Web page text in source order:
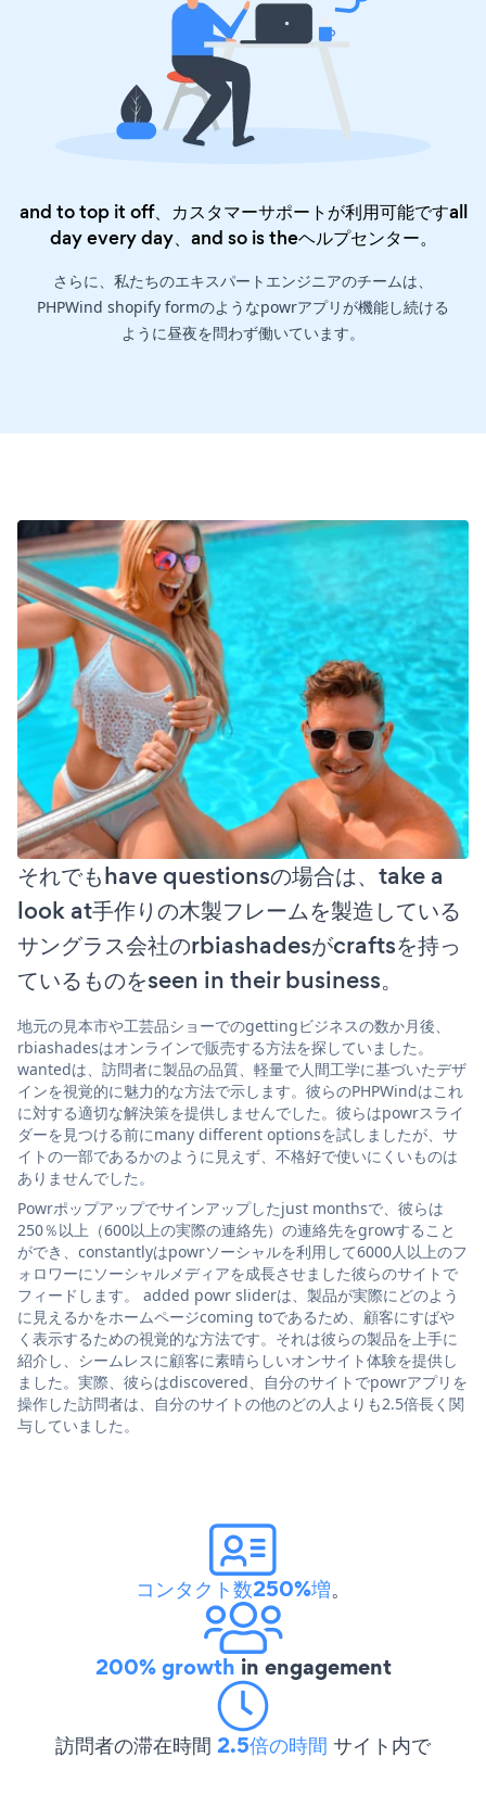
and to top it off、カスタマーサポートが利用可能ですall
day every day、and so is theヘルプセンター。
さらに、私たちのエキスパートエンジニアのチームは、
PHPWind shopify formのようなpowrアプリが機能し続ける
ように昼夜を問わず働いています。
それでもhave questionsの場合は、take a
look at手作りの木製フレームを製造している
サングラス会社のrbiashadesがcraftsを持っ
ているものをseen in their business。
地元の見本市や工芸品ショーでのgettingビジネスの数か月後、
rbiashadesはオンラインで販売する方法を探していました。
wantedは、訪問者に製品の品質、軽量で人間工学に基づいたデザ
インを視覚的に魅力的な方法で示します。彼らのPHPWindはこれ
に対する適切な解決策を提供しませんでした。彼らはpowrスライ
ダーを見つける前にmany different optionsを試しましたが、サ
イトの一部であるかのように見えず、不格好で使いにくいものは
ありませんでした。
Powrポップアップでサインアップしたjust monthsで、彼らは
250％以上（600以上の実際の連絡先）の連絡先をgrowすること
ができ、constantlyはpowrソーシャルを利用して6000人以上のフ
ォロワーにソーシャルメディアを成長させました彼らのサイトで
フィードします。 added powr sliderは、製品が実際にどのよう
に見えるかをホームページcoming toであるため、顧客にすばや
く表示するための視覚的な方法です。それは彼らの製品を上手に
紹介し、シームレスに顧客に素晴らしいオンサイト体験を提供し
ました。実際、彼らはdiscovered、自分のサイトでpowrアプリを
操作した訪問者は、自分のサイトの他のどの人よりも2.5倍長く関
与していました。
コンタクト数250%増。
200% growth in engagement
訪問者の滞在時間 2.5倍の時間 サイト内で